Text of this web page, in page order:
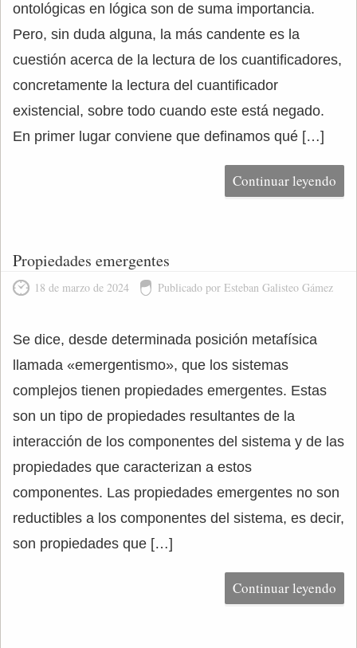
ontológicas en lógica son de suma importancia.
Pero, sin duda alguna, la más candente es la
cuestión acerca de la lectura de los cuantificadores,
concretamente la lectura del cuantificador
existencial, sobre todo cuando este está negado.
En primer lugar conviene que definamos qué […]
Continuar leyendo
Propiedades emergentes
18 de marzo de 2024 Publicado por Esteban Galisteo Gámez
Se dice, desde determinada posición metafísica
llamada «emergentismo», que los sistemas
complejos tienen propiedades emergentes. Estas
son un tipo de propiedades resultantes de la
interacción de los componentes del sistema y de las
propiedades que caracterizan a estos
componentes. Las propiedades emergentes no son
reductibles a los componentes del sistema, es decir,
son propiedades que […]
Continuar leyendo